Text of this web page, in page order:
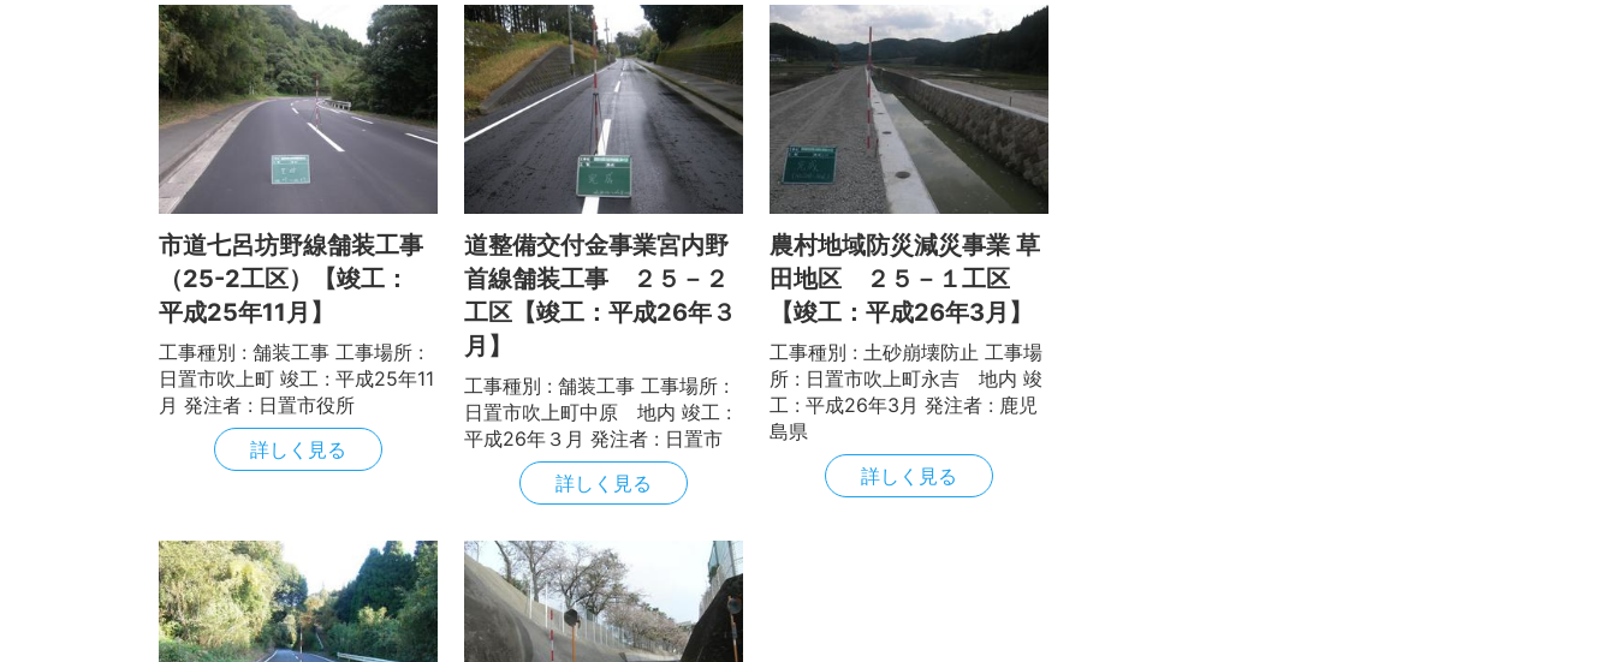
市道七呂坊野線舗装工事
（25-2工区）【竣工：
平成25年11月】
工事種別 : 舗装工事 工事場所 :
日置市吹上町 竣工 : 平成25年11
月 発注者 : 日置市役所
詳しく見る
道整備交付金事業宮内野
首線舗装工事 ２５－２
工区【竣工：平成26年３
月】
工事種別 : 舗装工事 工事場所 :
日置市吹上町中原 地内 竣工 :
平成26年３月 発注者 : 日置市
詳しく見る
農村地域防災減災事業 草
田地区 ２５－１工区
【竣工：平成26年3月】
工事種別 : 土砂崩壊防止 工事場
所 : 日置市吹上町永吉 地内 竣
工 : 平成26年3月 発注者 : 鹿児
島県
詳しく見る